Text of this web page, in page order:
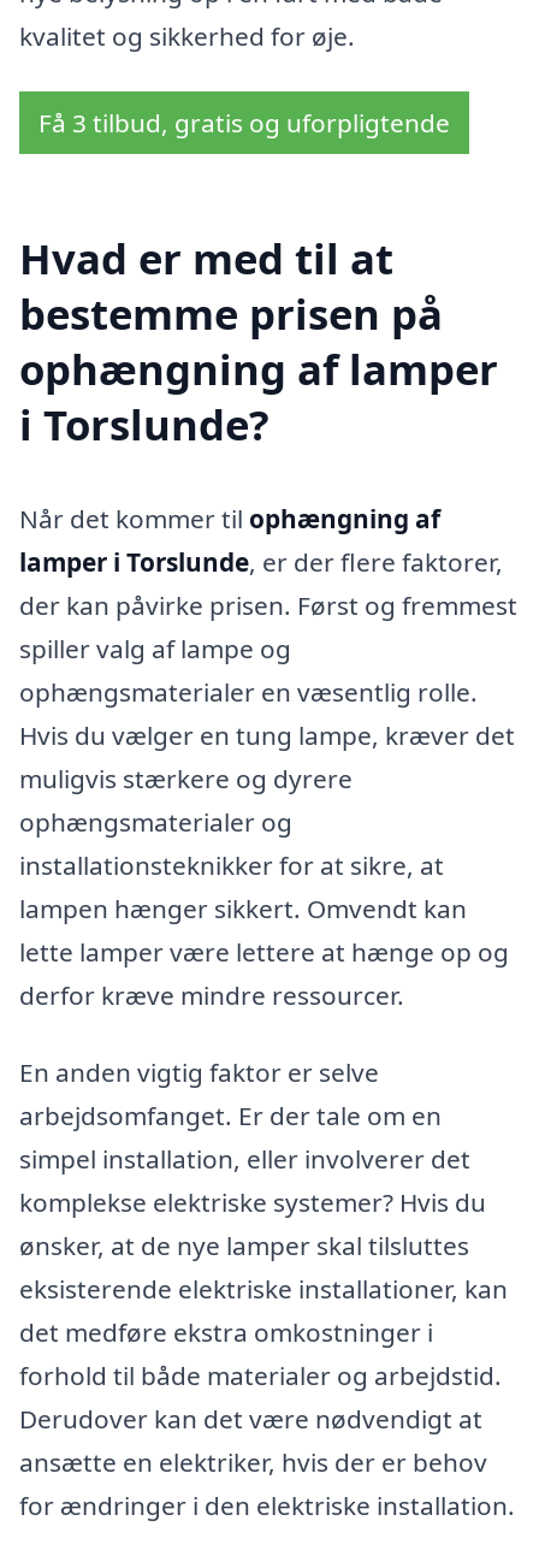
kvalitet og sikkerhed for øje.
Få 3 tilbud, gratis og uforpligtende
Hvad er med til at
bestemme prisen på
ophængning af lamper
i Torslunde?
Når det kommer til ophængning af
lamper i Torslunde, er der flere faktorer,
der kan påvirke prisen. Først og fremmest
spiller valg af lampe og
ophængsmaterialer en væsentlig rolle.
Hvis du vælger en tung lampe, kræver det
muligvis stærkere og dyrere
ophængsmaterialer og
installationsteknikker for at sikre, at
lampen hænger sikkert. Omvendt kan
lette lamper være lettere at hænge op og
derfor kræve mindre ressourcer.
En anden vigtig faktor er selve
arbejdsomfanget. Er der tale om en
simpel installation, eller involverer det
komplekse elektriske systemer? Hvis du
ønsker, at de nye lamper skal tilsluttes
eksisterende elektriske installationer, kan
det medføre ekstra omkostninger i
forhold til både materialer og arbejdstid.
Derudover kan det være nødvendigt at
ansætte en elektriker, hvis der er behov
for ændringer i den elektriske installation.